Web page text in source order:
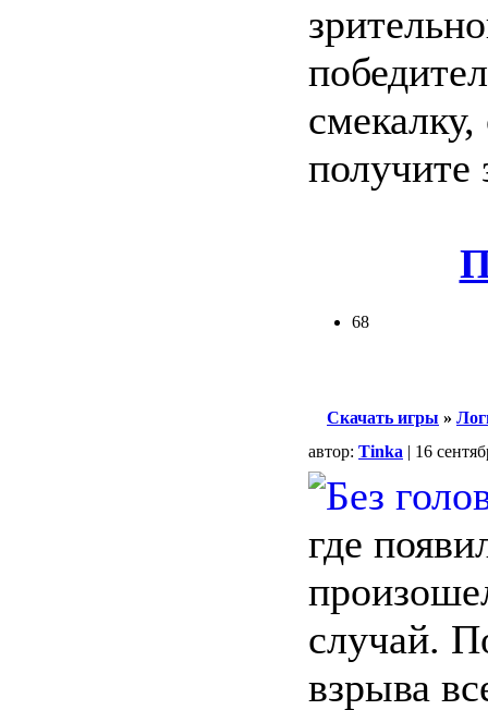
получите
68
Скачать игры »
автор: Tinka | 16
где
случай.
взрыва